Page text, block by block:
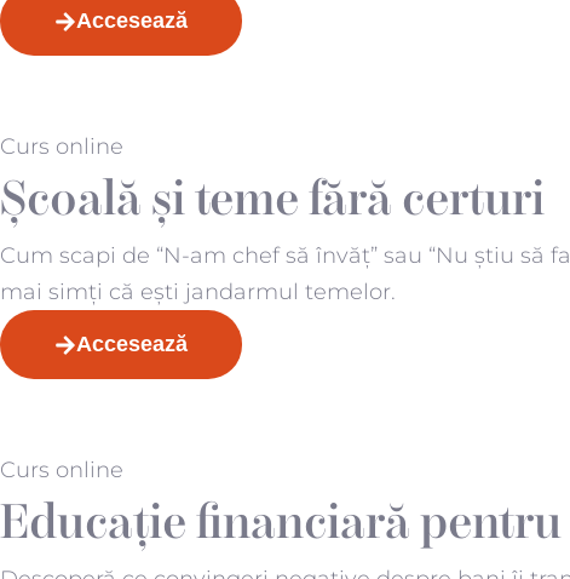
Accesează
Curs online
Școală și teme fără certuri
Cum scapi de “N-am chef să învăț” sau “Nu știu
mai simți că ești jandarmul temelor.
Accesează
Curs online
Educație financiară